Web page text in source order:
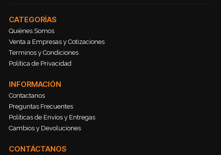
CATEGORÍAS
Quiénes Somos
Venta a Empresas y Cotizaciones
Terminos y Condiciones
Política de Privacidad
INFORMACIÓN
Contactanos
Preguntas Frecuentes
Políticas de Envíos y Entregas
Cambios y Devoluciones
CONTÁCTANOS